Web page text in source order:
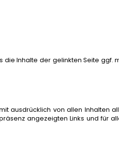
die Inhalte der gelinkten Seite ggf.
ausdrücklich von allen Inhalten
angezeigten Links und für